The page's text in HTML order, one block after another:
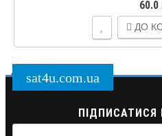
60.0
ДО
sat4u.com.ua